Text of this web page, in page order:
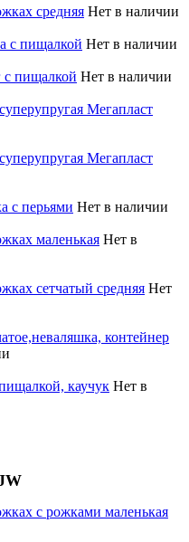
средняя Нет в наличии
с пищалкой Нет в наличии
с пищалкой Нет в наличии
Мегапласт
Мегапласт
с перьями Нет в наличии
маленькая Нет в
сетчатый средняя Нет
контейнер
каучук Нет в
с рожками маленькая